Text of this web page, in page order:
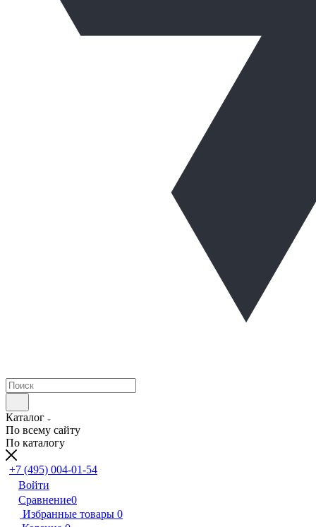
Каталог
По всему сайту
По каталогу
+7 (495) 004-01-54
Войти
Сравнение0
Избранные товары 0